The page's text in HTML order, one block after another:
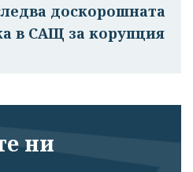
доскорошната
в САЩ за корупция
ни